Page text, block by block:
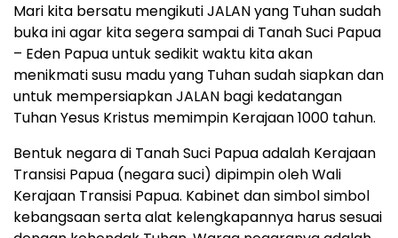
Mari kita bersatu mengikuti JALAN yang Tuhan sudah
buka ini agar kita segera sampai di Tanah Suci Papua
– Eden Papua untuk sedikit waktu kita akan
menikmati susu madu yang Tuhan sudah siapkan dan
untuk mempersiapkan JALAN bagi kedatangan
Tuhan Yesus Kristus memimpin Kerajaan 1000 tahun.
Bentuk negara di Tanah Suci Papua adalah Kerajaan
Transisi Papua (negara suci) dipimpin oleh Wali
Kerajaan Transisi Papua. Kabinet dan simbol simbol
kebangsaan serta alat kelengkapannya harus sesuai